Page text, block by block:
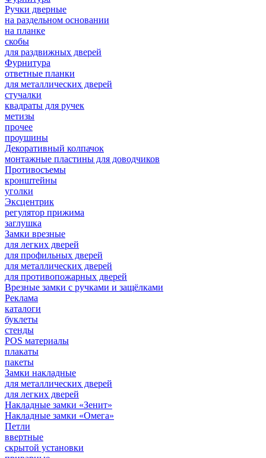
Ручки дверные
на раздельном основании
на планке
скобы
для раздвижных дверей
Фурнитура
ответные планки
для металлических дверей
стучалки
квадраты для ручек
метизы
прочее
проушины
Декоративный колпачок
монтажные пластины для доводчиков
Противосъемы
кронштейны
уголки
Эксцентрик
регулятор прижима
заглушка
Замки врезные
для легких дверей
для профильных дверей
для металлических дверей
для противопожарных дверей
Врезные замки с ручками и защёлками
Реклама
каталоги
буклеты
стенды
POS материалы
плакаты
пакеты
Замки накладные
для металлических дверей
для легких дверей
Накладные замки «Зенит»
Накладные замки «Омега»
Петли
ввертные
скрытой установки